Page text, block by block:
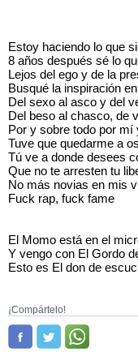
Estoy haciendo lo que
8 años después sé lo
Lejos del ego y de la
Busqué la inspiración
Del sexo al asco y del
Del beso al chasco, de
Por y sobre todo por mí
Tuve que quedarme a
Tú ve a donde desees
Que no te arresten tu
No más novias en mis
Fuck rap, fuck fame
El Momo está en el
Y vengo con El Gordo
Esto es El don de
¡Compártelo!